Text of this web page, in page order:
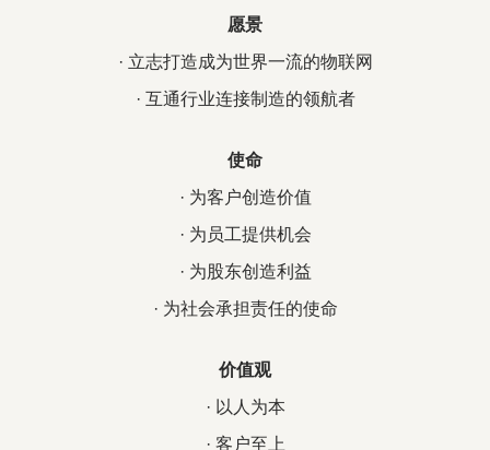
愿景
· 立志打造成为世界一流的物联网
· 互通行业连接制造的领航者
使命
· 为客户创造价值
· 为员工提供机会
· 为股东创造利益
· 为社会承担责任的使命
价值观
· 以人为本
· 客户至上